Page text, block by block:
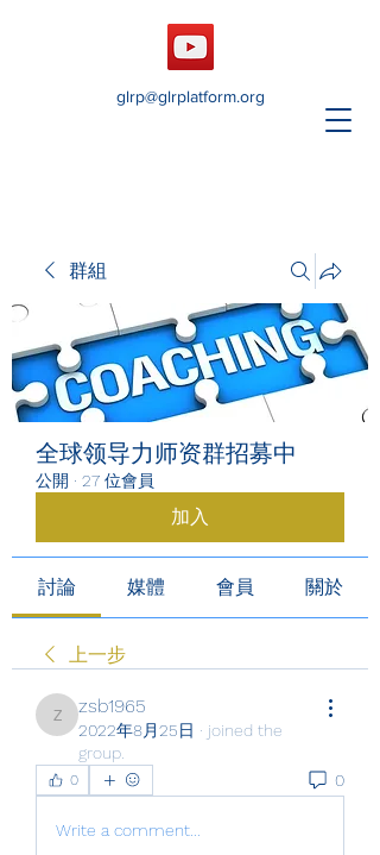
glrp@glrplatform.org
群組
全球领导力师资群招募中
公開 · 27 位會員
加入
討論 媒體 會員 關於
上一步
zsb1965
zsb1965
2022年8月25日 · joined the
group.
0 0
Write a comment...